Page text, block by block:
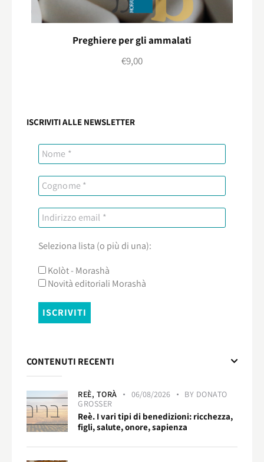
Preghiere per gli ammalati
€9,00
ISCRIVITI ALLE NEWSLETTER
Seleziona lista (o più di una):
Kolòt - Morashà
Novità editoriali Morashà
CONTENUTI RECENTI
REÈ, TORÀ 06/08/2026 BY DONATO
GROSSER
Reè. I vari tipi di benedizioni: ricchezza,
figli, salute, onore, sapienza